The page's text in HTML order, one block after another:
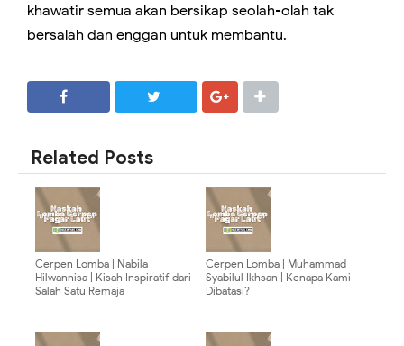
khawatir semua akan bersikap seolah-olah tak
bersalah dan enggan untuk membantu.
Related Posts
Cerpen Lomba | Nabila
Hilwannisa | Kisah Inspiratif dari
Salah Satu Remaja
Cerpen Lomba | Muhammad
Syabilul Ikhsan | Kenapa Kami
Dibatasi?